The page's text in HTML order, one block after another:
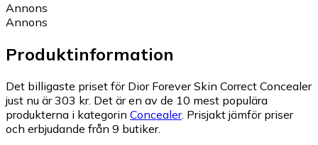
Annons
Annons
Produktinformation
Det billigaste priset för Dior Forever Skin Correct Concealer
just nu är 303 kr. Det är en av de 10 mest populära
produkterna i kategorin Concealer. Prisjakt jämför priser
och erbjudande från 9 butiker.